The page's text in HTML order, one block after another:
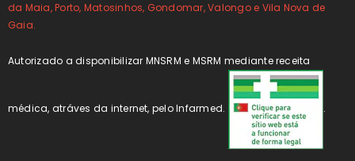
da Maia, Porto, Matosinhos, Gondomar, Valongo e Vila Nova de
Gaia.
Autorizado a disponibilizar MNSRM e MSRM mediante receita
médica, atráves da internet, pelo Infarmed. .